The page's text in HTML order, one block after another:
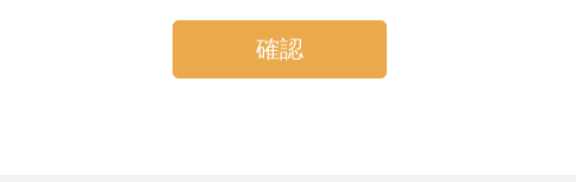
当社が収集した個人情報は、下記及びそれに付随する当社事業の取引に
の提供等業務遂行に必要な場合に利用します。
・不動産分譲・不動産仲介・不動産賃貸管理・建築工事請負・設備管理・